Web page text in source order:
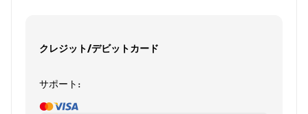
クレジット/デビットカード
サポート: